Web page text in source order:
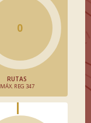
0
RUTAS
MÁX. REG 347